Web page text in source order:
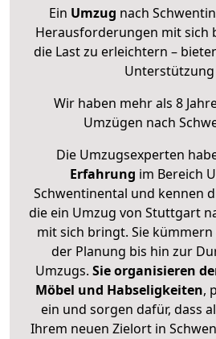
Ein Umzug nach
Herausforderungen mit sich
die Last zu erleichtern –
Unterstützung
Wir haben mehr als 8
Umzügen nach
Die Umzugsexperten
Erfahrung im Bereich
Schwentinental und kennen
die ein Umzug von Stuttgart
mit sich bringt. Sie kümmern
der Planung bis hin zur
Umzugs. Sie organisieren
Möbel und Habseligkeiten,
ein und sorgen dafür, dass
Ihrem neuen Zielort in